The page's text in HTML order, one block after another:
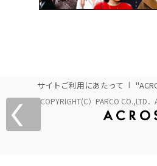
サイトご利用にあたって
COPYRIGHT(C）PARCO CO.,LTD．